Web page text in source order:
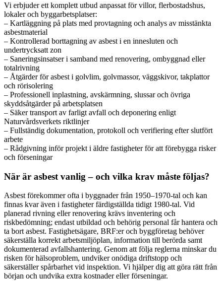
Vi erbjuder ett komplett utbud anpassat för villor, flerbostadshus,
lokaler och byggarbetsplatser:
– Kartläggning på plats med provtagning och analys av misstänkta
asbestmaterial
– Kontrollerad borttagning av asbest i en innesluten och
undertrycksatt zon
– Saneringsinsatser i samband med renovering, ombyggnad eller
totalrivning
– Åtgärder för asbest i golvlim, golvmassor, väggskivor, takplattor
och rörisolering
– Professionell inplastning, avskärmning, slussar och övriga
skyddsåtgärder på arbetsplatsen
– Säker transport av farligt avfall och deponering enligt
Naturvårdsverkets riktlinjer
– Fullständig dokumentation, protokoll och verifiering efter slutfört
arbete
– Rådgivning inför projekt i äldre fastigheter för att förebygga risker
och förseningar
När är asbest vanlig – och vilka krav måste följas?
Asbest förekommer ofta i byggnader från 1950–1970-tal och kan
finnas kvar även i fastigheter färdigställda tidigt 1980-tal. Vid
planerad rivning eller renovering krävs inventering och
riskbedömning; endast utbildad och behörig personal får hantera och
ta bort asbest. Fastighetsägare, BRF:er och byggföretag behöver
säkerställa korrekt arbetsmiljöplan, information till berörda samt
dokumenterad avfallshantering. Genom att följa reglerna minskar du
risken för hälsoproblem, undviker onödiga driftstopp och
säkerställer spårbarhet vid inspektion. Vi hjälper dig att göra rätt från
början och undvika extra kostnader eller förseningar.